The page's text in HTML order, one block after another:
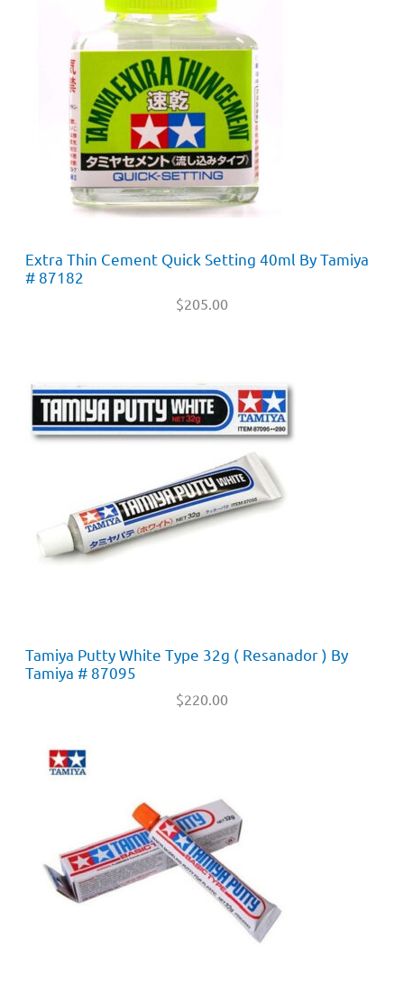
Extra Thin Cement Quick Setting 40ml By Tamiya
# 87182
$205.00
Tamiya Putty White Type 32g ( Resanador ) By
Tamiya # 87095
$220.00